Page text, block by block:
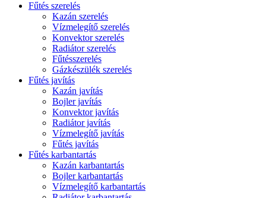
Fűtés szerelés
Kazán szerelés
Vízmelegítő szerelés
Konvektor szerelés
Radiátor szerelés
Fűtésszerelés
Gázkészülék szerelés
Fűtés javítás
Kazán javítás
Bojler javítás
Konvektor javítás
Radiátor javítás
Vízmelegítő javítás
Fűtés javítás
Fűtés karbantartás
Kazán karbantartás
Bojler karbantartás
Vízmelegítő karbantartás